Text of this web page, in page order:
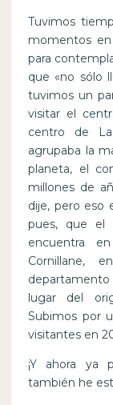
Tuvimos
momentos
para
que «no sólo
tuvimos un
visitar el
centro de
agrupaba la
planeta, el
millones de
dije, pero eso
pues, que el
encuentra
Cornillane,
departamento
lugar del
Subimos por
visitantes en
¡Y ahora ya
también he